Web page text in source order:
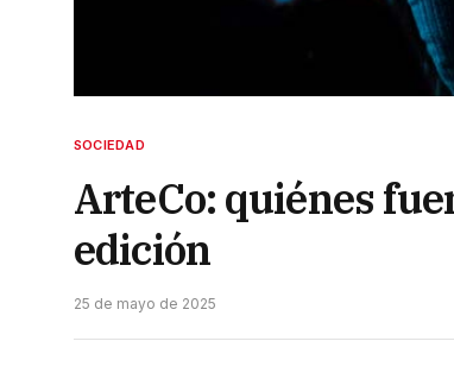
SOCIEDAD
ArteCo: quiénes
edición
25 de mayo de 2025